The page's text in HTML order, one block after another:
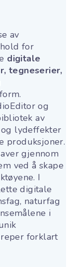
av
for
digitale
tegneserier,
.
og
av
lydeffekter
produksjoner.
gjennom
ved å skape
I
digitale
naturfag
i
forklart